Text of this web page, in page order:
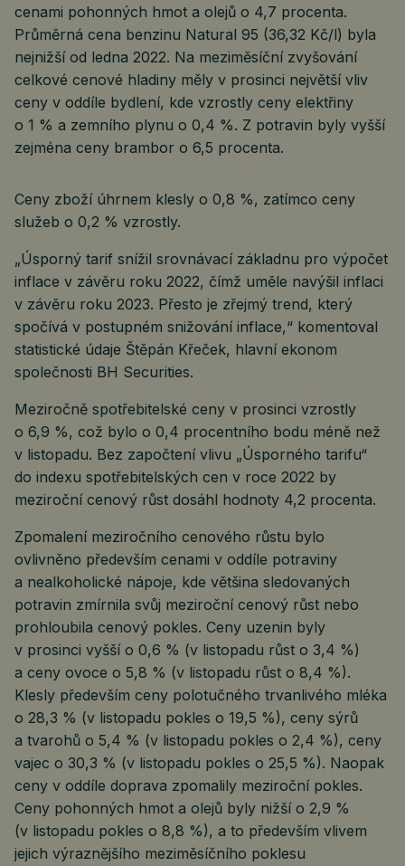
cenami pohonných hmot a olejů o 4,7 procenta.
Průměrná cena benzinu Natural 95 (36,32 Kč/l) byla
nejnižší od ledna 2022. Na meziměsíční zvyšování
celkové cenové hladiny měly v prosinci největší vliv
ceny v oddíle bydlení, kde vzrostly ceny elektřiny
o 1 % a zemního plynu o 0,4 %. Z potravin byly vyšší
zejména ceny brambor o 6,5 procenta.
Ceny zboží úhrnem klesly o 0,8 %, zatímco ceny
služeb o 0,2 % vzrostly.
„Úsporný tarif snížil srovnávací základnu pro výpočet
inflace v závěru roku 2022, čímž uměle navýšil inflaci
v závěru roku 2023. Přesto je zřejmý trend, který
spočívá v postupném snižování inflace,“ komentoval
statistické údaje Štěpán Křeček, hlavní ekonom
společnosti BH Securities.
Meziročně spotřebitelské ceny v prosinci vzrostly
o 6,9 %, což bylo o 0,4 procentního bodu méně než
v listopadu. Bez započtení vlivu „Úsporného tarifu“
do indexu spotřebitelských cen v roce 2022 by
meziroční cenový růst dosáhl hodnoty 4,2 procenta.
Zpomalení meziročního cenového růstu bylo
ovlivněno především cenami v oddíle potraviny
a nealkoholické nápoje, kde většina sledovaných
potravin zmírnila svůj meziroční cenový růst nebo
prohloubila cenový pokles. Ceny uzenin byly
v prosinci vyšší o 0,6 % (v listopadu růst o 3,4 %)
a ceny ovoce o 5,8 % (v listopadu růst o 8,4 %).
Klesly především ceny polotučného trvanlivého mléka
o 28,3 % (v listopadu pokles o 19,5 %), ceny sýrů
a tvarohů o 5,4 % (v listopadu pokles o 2,4 %), ceny
vajec o 30,3 % (v listopadu pokles o 25,5 %). Naopak
ceny v oddíle doprava zpomalily meziroční pokles.
Ceny pohonných hmot a olejů byly nižší o 2,9 %
(v listopadu pokles o 8,8 %), a to především vlivem
jejich výraznějšího meziměsíčního poklesu